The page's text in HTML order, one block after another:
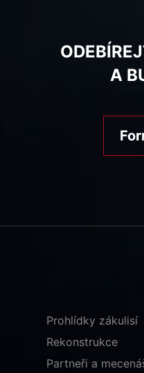
A
Prohlídky zákulisí
Rekonstrukce
Partneři a